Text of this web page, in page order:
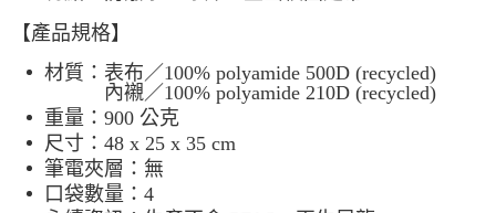
【產品規格】
材質：表布／100% polyamide 500D (recycled)
內襯／100% polyamide 210D (recycled)
重量：900 公克
尺寸：48 x 25 x 35 cm
筆電夾層：無
口袋數量：4